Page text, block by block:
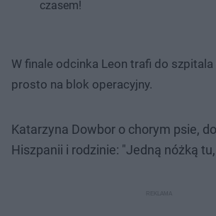
czasem!
W finale odcinka Leon trafi do szpitala
prosto na blok operacyjny.
Katarzyna Dowbor o chorym psie,
Hiszpanii i rodzinie: "Jedną nóżką